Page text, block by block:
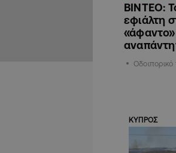
ΒΙΝΤΕΟ:
εφιάλτη
«άφαντο»
ΚΥΠΡΟΣ